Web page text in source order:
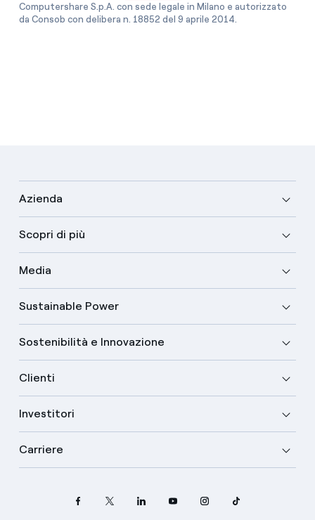
Computershare S.p.A. con sede legale in Milano e autorizzato
da Consob con delibera n. 18852 del 9 aprile 2014.
Azienda
Scopri di più
Media
Sustainable Power
Sostenibilità e Innovazione
Clienti
Investitori
Carriere